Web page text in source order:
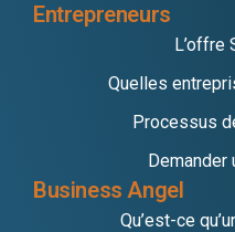
Entrepreneurs
L’offre
Quelles
Processus
Demander
Business Angel
Qu’est-ce